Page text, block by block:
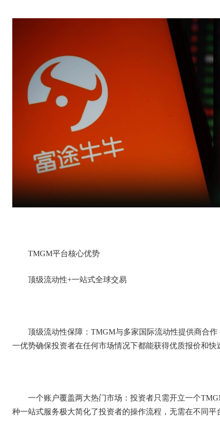
TMGM平台核心优势
顶级流动性+一站式全球交易
顶级流动性保障：TMGM与多家国际流动性提供商合
一优势确保投资者在任何市场情况下都能获得优质报价和
一个账户覆盖两大热门市场：投资者只需开立一个
种一站式服务极大简化了投资者的操作流程，无需在不同